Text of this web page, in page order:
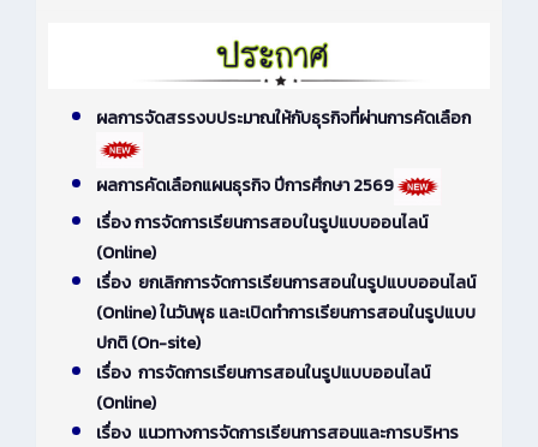
ผลการจัดสรรงบประมาณให้กับธุรกิจที่ผ่านการคัดเลือก
ผลการคัดเลือกแผนธุรกิจ ปีการศึกษา 2569
เรื่อง การจัดการเรียนการสอบในรูปแบบออนไลน์
(Online)
เรื่อง ยกเลิกการจัดการเรียนการสอนในรูปแบบออนไลน์
(Online) ในวันพุธ และเปิดทำการเรียนการสอนในรูปแบบ
ปกติ (On-site)
เรื่อง การจัดการเรียนการสอนในรูปแบบออนไลน์
(Online)
เรื่อง แนวทางการจัดการเรียนการสอนและการบริหาร